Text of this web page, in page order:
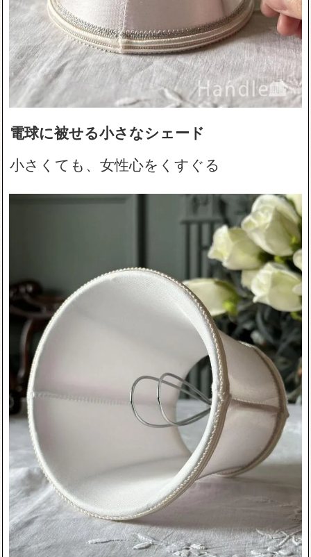
電球に被せる小さなシェード
小さくても、女性心をくすぐる